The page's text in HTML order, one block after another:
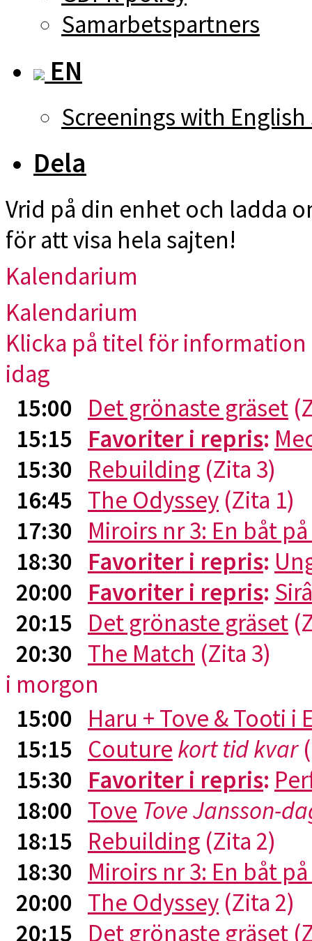
Samarbetspartners
EN
Screenings with
Dela
Vrid på din enhet och ladda
för att visa hela sajten!
Kalendarium
Kalendarium
Klicka på titel för
idag
15:00 Det grönaste gräset
15:15 Favoriter i repris:
15:30 Rebuilding (Zita 3)
16:45 The Odyssey (Zita 1)
17:30 Miroirs nr 3: En båt
18:30 Favoriter i repris:
20:00 Favoriter i repris:
20:15 Det grönaste gräset
20:30 The Match (Zita 3)
i morgon
15:00 Haru + Tove & Tooti i
15:15 Couture kort tid kvar
15:30 Favoriter i repris:
18:00 Tove Tove Jansson-
18:15 Rebuilding (Zita 2)
18:30 Miroirs nr 3: En båt
20:00 The Odyssey (Zita 2)
20:15 Det grönaste gräset